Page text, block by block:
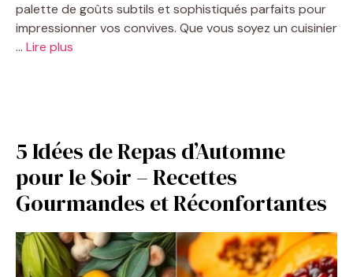
palette de goûts subtils et sophistiqués parfaits pour
impressionner vos convives. Que vous soyez un cuisinier
… Lire plus
5 Idées de Repas d’Automne
pour le Soir – Recettes
Gourmandes et Réconfortantes